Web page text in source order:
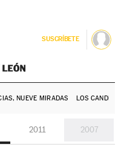
SUSCRÍBETE
NUEVE MIRADAS LOS
2011 2007